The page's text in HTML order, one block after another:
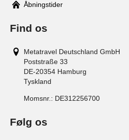
Åbningstider
Find os
Metatravel Deutschland GmbH
Poststraße 33
DE-20354 Hamburg
Tyskland
Momsnr.: DE312256700
Følg os